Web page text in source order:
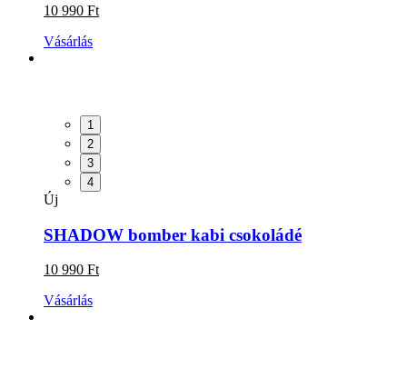
10 990 Ft
Vásárlás
1
2
3
4
Új
SHADOW bomber kabi csokoládé
10 990 Ft
Vásárlás